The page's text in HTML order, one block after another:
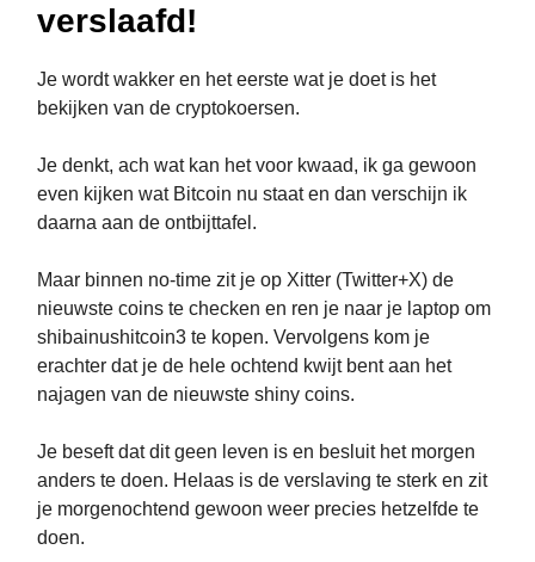
verslaafd!
Je wordt wakker en het eerste wat je doet is het
bekijken van de cryptokoersen.
Je denkt, ach wat kan het voor kwaad, ik ga gewoon
even kijken wat Bitcoin nu staat en dan verschijn ik
daarna aan de ontbijttafel.
Maar binnen no-time zit je op Xitter (Twitter+X) de
nieuwste coins te checken en ren je naar je laptop om
shibainushitcoin3 te kopen. Vervolgens kom je
erachter dat je de hele ochtend kwijt bent aan het
najagen van de nieuwste shiny coins.
Je beseft dat dit geen leven is en besluit het morgen
anders te doen. Helaas is de verslaving te sterk en zit
je morgenochtend gewoon weer precies hetzelfde te
doen.